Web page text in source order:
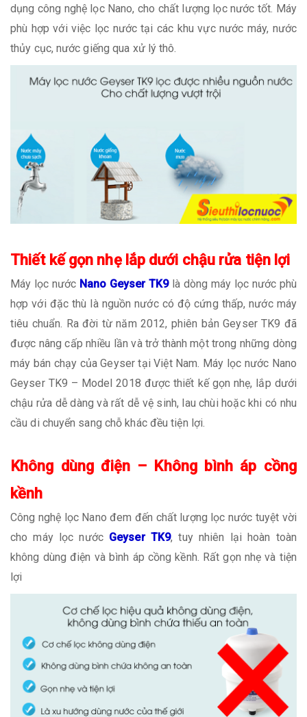
dụng công nghệ lọc Nano, cho chất lượng lọc nước tốt. Máy
phù hợp với việc lọc nước tại các khu vực nước máy, nước
thủy cục, nước giếng qua xử lý thô.
Thiết kế gọn nhẹ lắp dưới chậu rửa tiện lợi
Máy lọc nước Nano Geyser TK9là dòng máy lọc nước phù
hợp với đặc thù là nguồn nước có độ cứng thấp, nước máy
tiêu chuẩn. Ra đời từ năm 2012, phiên bản Geyser TK9 đã
được nâng cấp nhiều lần và trở thành một trong những dòng
máy bán chạy của Geyser tại Việt Nam. Máy lọc nước Nano
Geyser TK9 – Model 2018 được thiết kế gọn nhẹ, lắp dưới
chậu rửa dễ dàng và rất dễ vệ sinh, lau chùi hoặc khi có nhu
cầu di chuyển sang chỗ khác đều tiện lợi.
Không dùng điện – Không bình áp cồng
kềnh
Công nghệ lọc Nano đem đến chất lượng lọc nước tuyệt vời
cho máy lọc nước Geyser TK9, tuy nhiên lại hoàn toàn
không dùng điện và bình áp cồng kềnh. Rất gọn nhẹ và tiện
lợi